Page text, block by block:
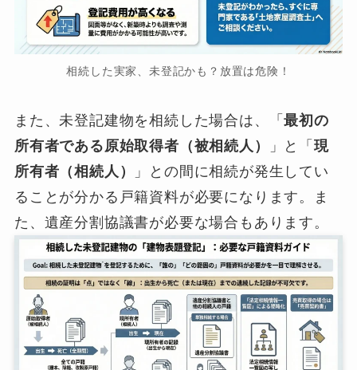
相続した実家、未登記かも？放置は危険！
また、未登記建物を相続した場合は、「最初の
所有者である原始取得者（被相続人）
」と「現
所有者（相続人）
」との間に相続が発生してい
ることが分かる戸籍資料が必要になります。ま
た、遺産分割協議書が必要な場合もあります。